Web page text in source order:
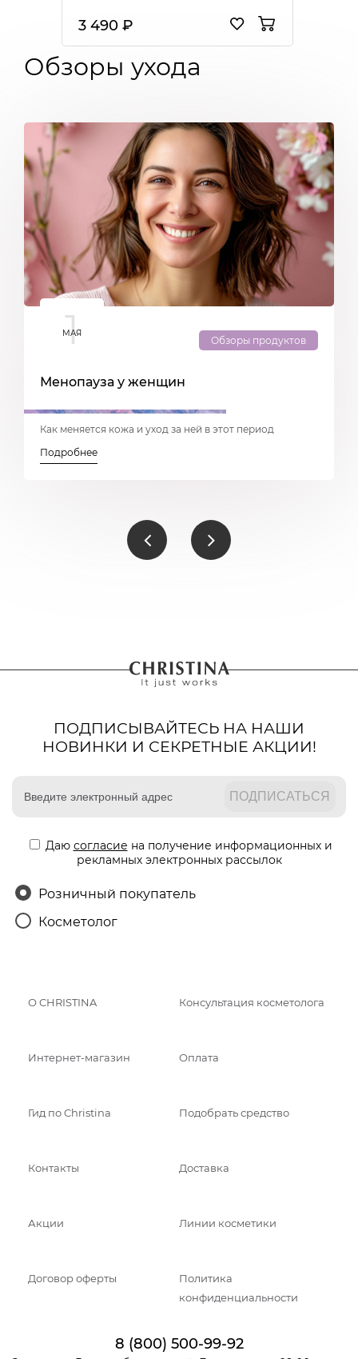
3 490 ₽
Обзоры ухода
1
МАЯ
Обзоры продуктов
Менопауза у женщин
Как меняется кожа и уход за ней в этот период
Подробнее
ПОДПИСЫВАЙТЕСЬ НА НАШИ
НОВИНКИ И СЕКРЕТНЫЕ АКЦИИ!
Даю согласие на получение информационных и
рекламных электронных рассылок
Розничный покупатель
Косметолог
О CHRISTINA Консультация косметолога
Интернет-магазин Оплата
Гид по Christina Подобрать средство
Контакты Доставка
Акции Линии косметики
Договор оферты
Политика
конфиденциальности
8 (800) 500-99-92